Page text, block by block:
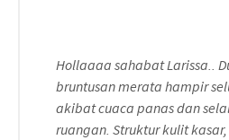
Hollaaaa sahabat Larissa..
bruntusan merata hampir
akibat cuaca panas dan
ruangan. Struktur kulit